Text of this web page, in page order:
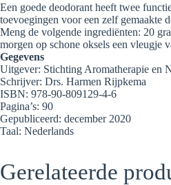
Een goede deodorant heeft twee
toevoegingen voor een zelf gemaakte
Meng de volgende ingrediënten: 20
morgen op schone oksels een vleugje
Gegevens
Uitgever: Stichting Aromatherapie en
Schrijver: Drs. Harmen Rijpkema
ISBN: 978-90-809129-4-6
Pagina’s: 90
Gepubliceerd: december 2020
Taal: Nederlands
Gerelateerde